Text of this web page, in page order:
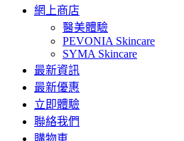
網上商店
醫美體驗
PEVONIA Skincare
SYMA Skincare
最新資訊
最新優惠
立即體驗
聯絡我們
購物車